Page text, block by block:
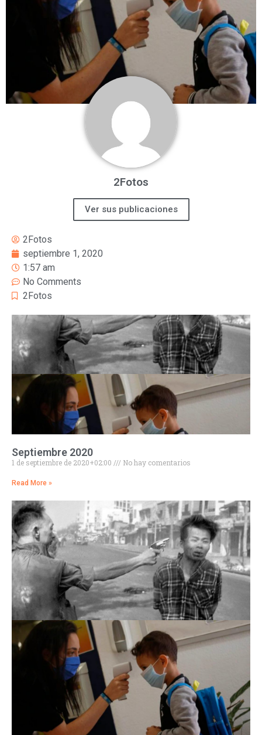
2Fotos
Ver sus publicaciones
2Fotos
septiembre 1, 2020
1:57 am
No Comments
2Fotos
Septiembre 2020
1 de septiembre de 2020+02:00 No hay comentarios
Read More »